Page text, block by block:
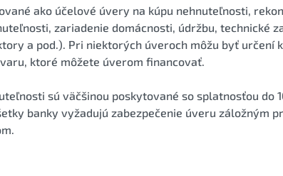
ako účelové úvery na kúpu nehnuteľnosti,
zariadenie domácnosti, údržbu, technické
a pod.). Pri niektorých úveroch môžu byť určení
ktoré môžete úverom financovať.
sú väčšinou poskytované so splatnosťou do
banky vyžadujú zabezpečenie úveru záložným